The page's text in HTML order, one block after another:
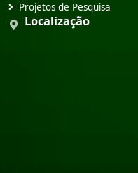
Projetos de Pesquisa
Localização